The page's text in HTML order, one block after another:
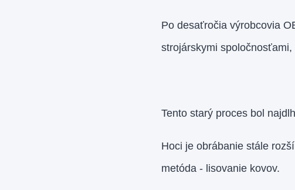
Po desaťročia výrobcovia
strojárskymi
Tento starý proces bol
Hoci je obrábanie stále
metóda - lisovanie kovov.